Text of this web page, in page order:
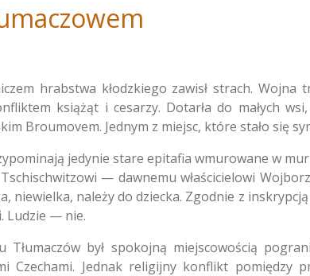
hrabstwa kłodzkiego zawisł strach. Wojna
książąt i cesarzy. Dotarła do małych
Broumovem. Jednym z miejsc, które stało się
jedynie stare epitafia wmurowane w mur
— dawnemu właścicielowi
niewielka, należy do dziecka. Zgodnie z
Ludzie — nie.
Tłumaczów był spokojną miejscowością
Czechami. Jednak religijny konflikt pomiędzy